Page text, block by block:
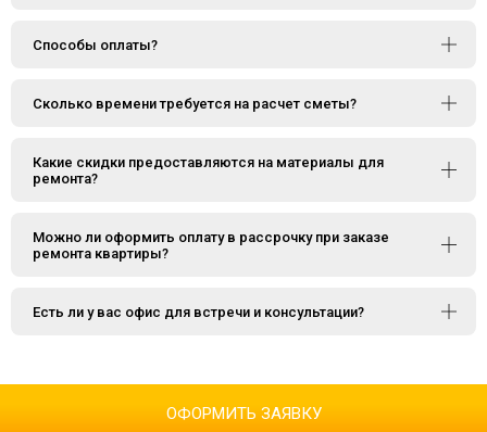
Способы оплаты?
Сколько времени требуется на расчет сметы?
Какие скидки предоставляются на материалы для
ремонта?
Можно ли оформить оплату в рассрочку при заказе
ремонта квартиры?
Есть ли у вас офис для встречи и консультации?
ОФОРМИТЬ ЗАЯВКУ